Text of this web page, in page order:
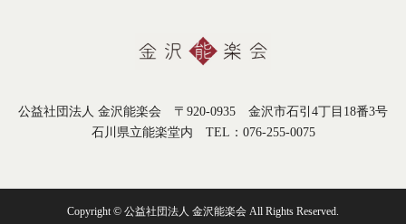
公益社団法人 金沢能楽会 〒920-0935 金沢市石引4丁目18番3号
石川県立能楽堂内 TEL：076-255-0075
Copyright © 公益社団法人 金沢能楽会 All Rights Reserved.